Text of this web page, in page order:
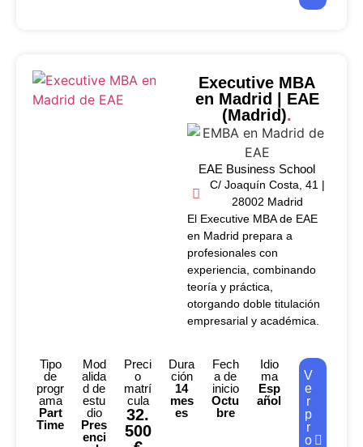
Executive MBA
en Madrid | EAE
(Madrid).
EAE Business School
C/ Joaquín Costa, 41 |
28002 Madrid
El Executive MBA de EAE
en Madrid prepara a
profesionales con
experiencia, combinando
teoría y práctica,
otorgando doble titulación
empresarial y académica.
Tipo
de
progr
ama
Part
Time
Mod
alida
d de
estu
dio
Pres
enci
Preci
o
matrí
cula
32.
500
Dura
ción
14
mes
es
Fech
a de
inicio
Octu
bre
Idio
ma
Esp
añol
V
e
r
p
r
o